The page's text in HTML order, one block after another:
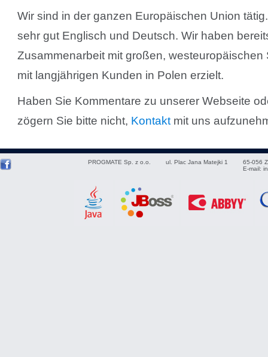
Wir sind in der ganzen Europäischen Union
sehr gut Englisch und Deutsch. Wir haben
Zusammenarbeit mit großen, westeuropäischen
mit langjährigen Kunden in Polen erzielt.
Haben Sie Kommentare zu unserer Webseite
zögern Sie bitte nicht, Kontakt mit uns
PROGMATE Sp. z o.o. ul. Plac Jana Matejki 1 65-056
E-mail: